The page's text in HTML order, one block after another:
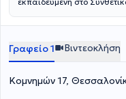
σπουδές στην
Πτυχίο Κλινικής
Psychology -University of
το Υπουργείο Παιδείας
πρόγραμμα 50 ωρών στην
Γραφείο 1 Βιντεοκλήση
Κομνημών 17,